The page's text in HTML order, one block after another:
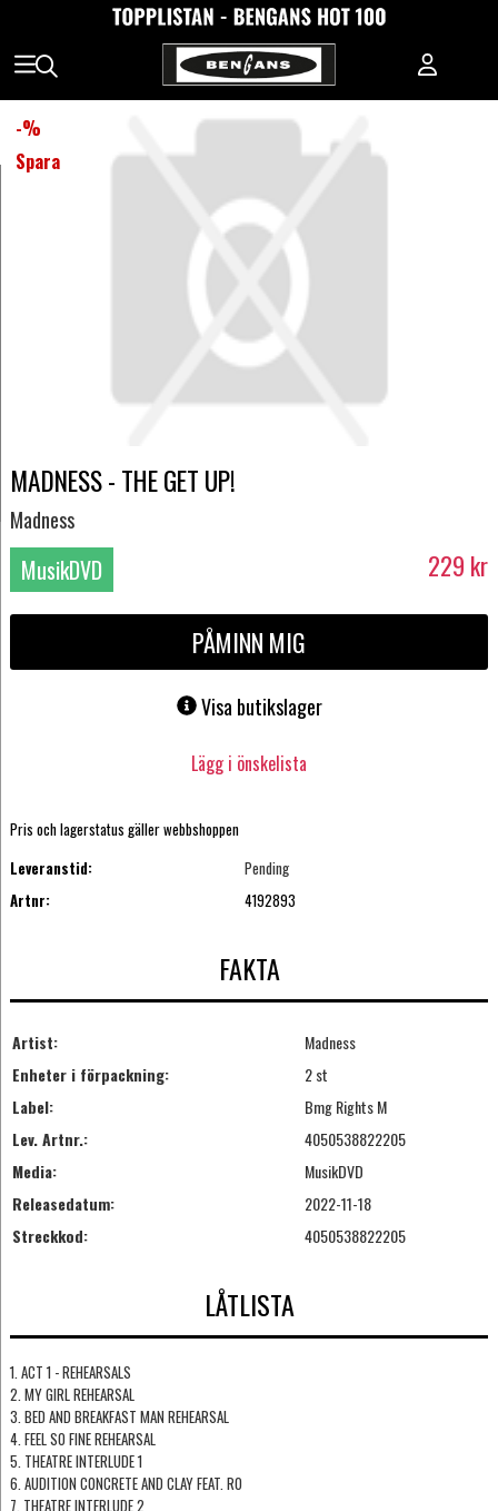
-%
Spara
MADNESS - THE GET UP!
Madness
MusikDVD 229 kr
PÅMINN MIG
Visa butikslager
Lägg i önskelista
Pris och lagerstatus gäller webbshoppen
Leveranstid:
Pending
Artnr:
4192893
FAKTA
Artist:
Madness
Enheter i förpackning:
2 st
Label:
Bmg Rights M
Lev. Artnr.:
4050538822205
Media:
MusikDVD
Releasedatum:
2022-11-18
Streckkod:
4050538822205
LÅTLISTA
1. ACT 1 - REHEARSALS
2. MY GIRL REHEARSAL
3. BED AND BREAKFAST MAN REHEARSAL
4. FEEL SO FINE REHEARSAL
5. THEATRE INTERLUDE 1
6. AUDITION CONCRETE AND CLAY FEAT. RO
7. THEATRE INTERLUDE 2